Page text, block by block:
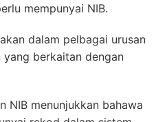
mempunyai NIB.
dalam pelbagai urusan
berkaitan dengan
NIB menunjukkan bahawa